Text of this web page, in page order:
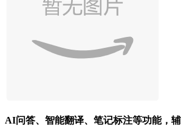
AI问答、智能翻译、笔记标注等功能，